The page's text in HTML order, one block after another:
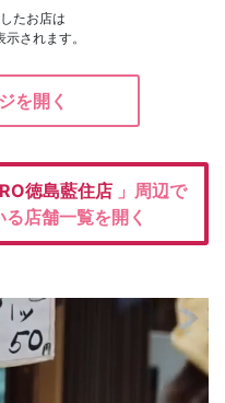
たお店は
示されます。
を開く
徳島藍住店 」周辺で
店舗一覧を開く